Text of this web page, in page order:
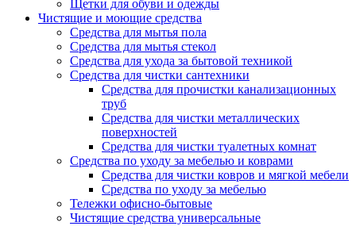
Щетки для обуви и одежды
Чистящие и моющие средства
Средства для мытья пола
Средства для мытья стекол
Средства для ухода за бытовой техникой
Средства для чистки сантехники
Средства для прочистки канализационных
труб
Средства для чистки металлических
поверхностей
Средства для чистки туалетных комнат
Средства по уходу за мебелью и коврами
Средства для чистки ковров и мягкой мебели
Средства по уходу за мебелью
Тележки офисно-бытовые
Чистящие средства универсальные